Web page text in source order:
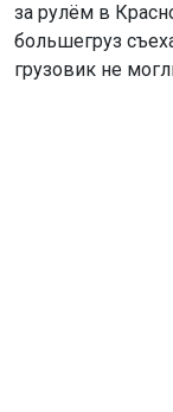
за рулём в
большегруз
грузовик не